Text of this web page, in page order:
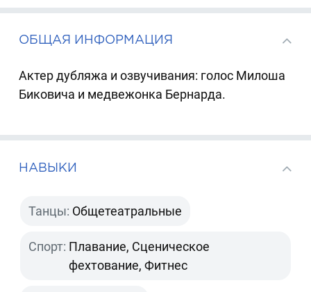
ОБЩАЯ ИНФОРМАЦИЯ
Актер дубляжа и озвучивания: голос Милоша
Биковича и медвежонка Бернарда.
НАВЫКИ
Танцы: Общетеатральные
Спорт: Плавание, Сценическое
фехтование, Фитнес